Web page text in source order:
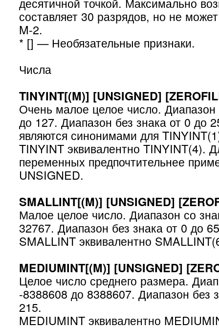
составляет 30 разрядов, но не
M-2.
* [] — Необязательные признаки.
Числа
TINYINT[(M)] [UNSIGNED]
Очень малое целое число. Диапазон
до 127. Диапазон без знака от 0 до
являются синонимами для
TINYINT эквивалентно TINYINT(4).
переменных предпочтительнее
UNSIGNED.
SMALLINT[(M)] [UNSIGNED]
Малое целое число. Диапазон со
32767. Диапазон без знака от 0 до
SMALLINT эквивалентно
MEDIUMINT[(M)] [UNSIGNED]
Целое число среднего размера.
-8388608 до 8388607. Диапазон без
215.
MEDIUMINT эквивалентно